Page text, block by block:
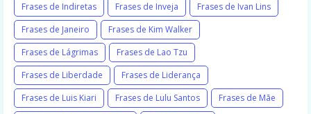
Frases de Indiretas
Frases de Inveja
Frases de Ivan Lins
Frases de Janeiro
Frases de Kim Walker
Frases de Lágrimas
Frases de Lao Tzu
Frases de Liberdade
Frases de Liderança
Frases de Luis Kiari
Frases de Lulu Santos
Frases de Mãe